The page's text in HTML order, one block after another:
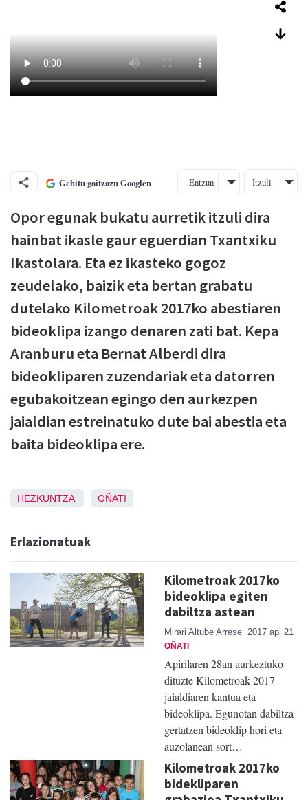
Gehitu gaitzazu Googlen Entzun Itzuli
Opor egunak bukatu aurretik itzuli dira
hainbat ikasle gaur eguerdian Txantxiku
Ikastolara. Eta ez ikasteko gogoz
zeudelako, baizik eta bertan grabatu
dutelako Kilometroak 2017ko abestiaren
bideoklipa izango denaren zati bat. Kepa
Aranburu eta Bernat Alberdi dira
bideokliparen zuzendariak eta datorren
egubakoitzean egingo den aurkezpen
jaialdian estreinatuko dute bai abestia eta
baita bideoklipa ere.
HEZKUNTZA OÑATI
Erlazionatuak
Kilometroak 2017ko
bideoklipa egiten
dabiltza astean
Mirari Altube Arrese 2017 api 21
OÑATI
Apirilaren 28an aurkeztuko
dituzte Kilometroak 2017
jaialdiaren kantua eta
bideoklipa. Egunotan dabiltza
gertatzen bideoklip hori eta
auzolanean sort…
Kilometroak 2017ko
bidekliparen